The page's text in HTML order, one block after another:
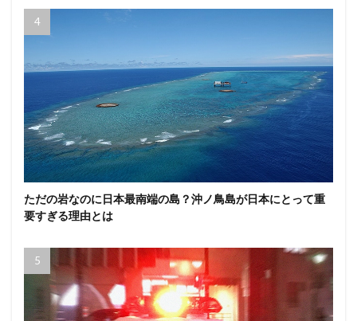
ただの岩なのに日本最南端の島？沖ノ鳥島が日本にとって重
要すぎる理由とは